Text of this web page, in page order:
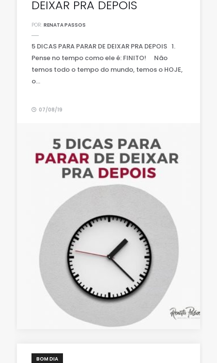
DEIXAR PRA DEPOIS
POR: RENATA PASSOS
5 DICAS PARA PARAR DE DEIXAR PRA DEPOIS 1.
Pense no tempo como ele é: FINITO! ⠀ Não
temos todo o tempo do mundo, temos o HOJE,
o...
07/08/19
BOM DIA